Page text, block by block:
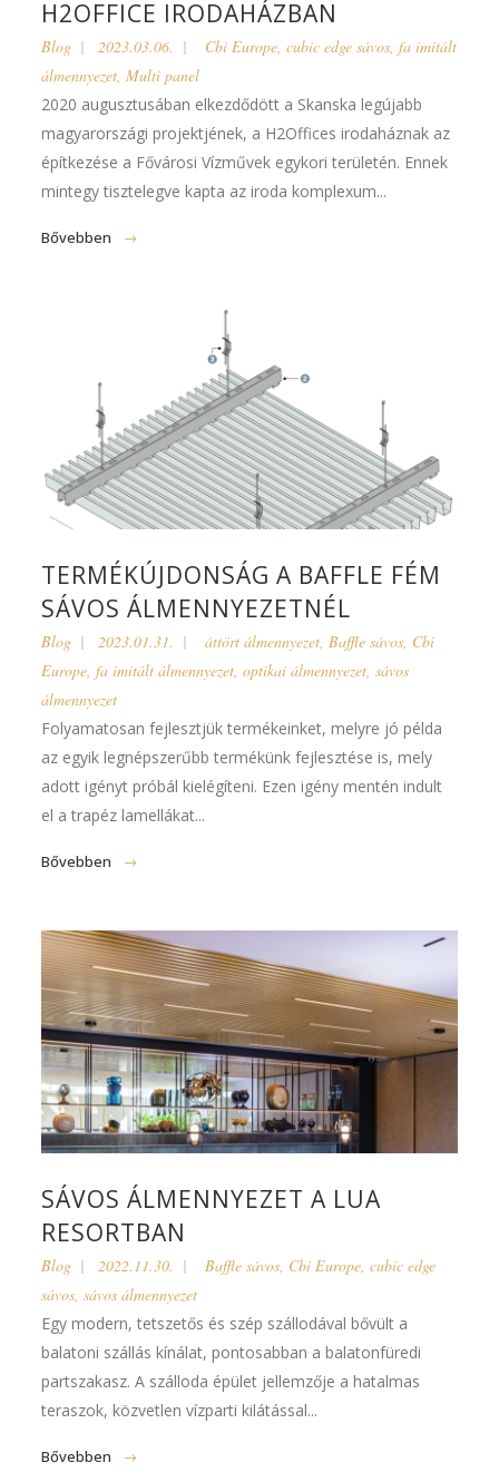
H2OFFICE IRODAHÁZBAN
Blog 2023.03.06. Cbi Europe,cubic edge sávos,fa imitált
álmennyezet,Multi panel
2020 augusztusában elkezdődött a Skanska legújabb
magyarországi projektjének, a H2Offices irodaháznak az
építkezése a Fővárosi Vízművek egykori területén. Ennek
mintegy tisztelegve kapta az iroda komplexum...
Bővebben
TERMÉKÚJDONSÁG A BAFFLE FÉM
SÁVOS ÁLMENNYEZETNÉL
Blog 2023.01.31. áttört álmennyezet,Baffle sávos, Cbi
Europe,fa imitált álmennyezet,optikai álmennyezet,sávos
álmennyezet
Folyamatosan fejlesztjük termékeinket, melyre jó példa
az egyik legnépszerűbb termékünk fejlesztése is, mely
adott igényt próbál kielégíteni. Ezen igény mentén indult
el a trapéz lamellákat...
Bővebben
SÁVOS ÁLMENNYEZET A LUA
RESORTBAN
Blog 2022.11.30. Baffle sávos, Cbi Europe,cubic edge
sávos,sávos álmennyezet
Egy modern, tetszetős és szép szállodával bővült a
balatoni szállás kínálat, pontosabban a balatonfüredi
partszakasz. A szálloda épület jellemzője a hatalmas
teraszok, közvetlen vízparti kilátással...
Bővebben